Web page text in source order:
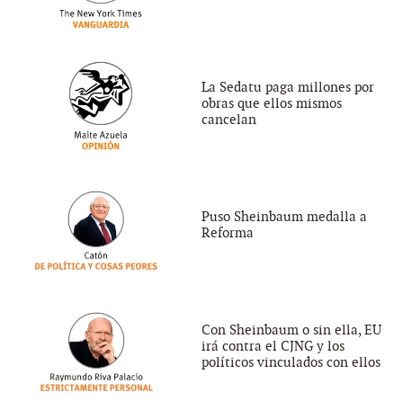
La Sedatu paga millones por
obras que ellos mismos
cancelan
Puso Sheinbaum medalla a
Reforma
Con Sheinbaum o sin ella, EU
irá contra el CJNG y los
políticos vinculados con ellos